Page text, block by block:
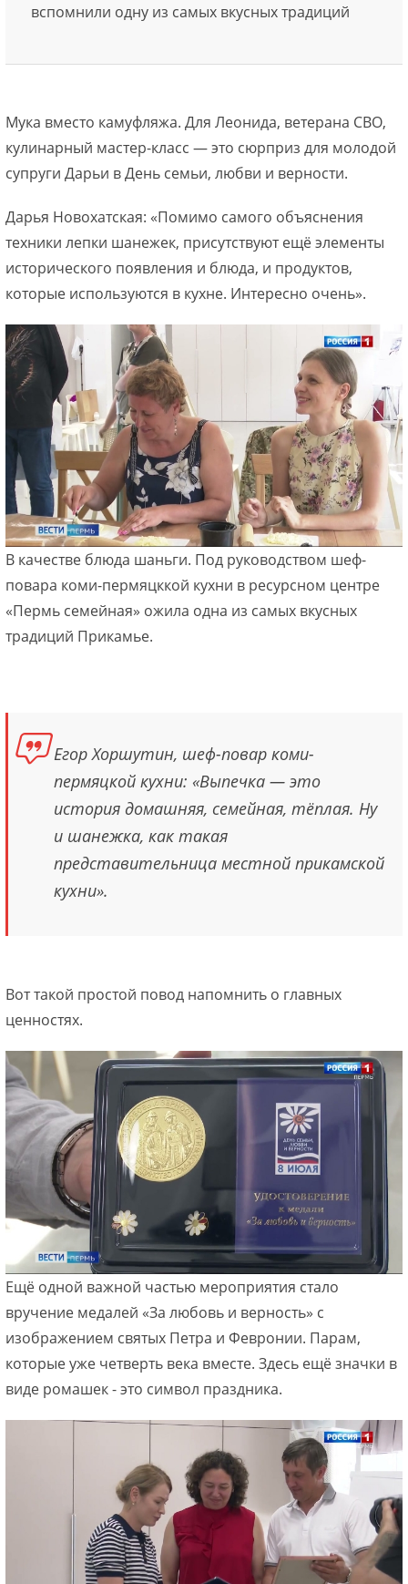
вспомнили одну из самых вкусных традиций
Мука вместо камуфляжа. Для Леонида, ветерана СВО,
кулинарный мастер-класс — это сюрприз для молодой
супруги Дарьи в День семьи, любви и верности.
Дарья Новохатская: «Помимо самого объяснения
техники лепки шанежек, присутствуют ещё элементы
исторического появления и блюда, и продуктов,
которые используются в кухне. Интересно очень».
В качестве блюда шаньги. Под руководством шеф-
повара коми-пермяцккой кухни в ресурсном центре
«Пермь семейная» ожила одна из самых вкусных
традиций Прикамье.
Егор Хоршутин, шеф-повар коми-
пермяцкой кухни: «Выпечка — это
история домашняя, семейная, тёплая. Ну
и шанежка, как такая
представительница местной прикамской
кухни».
Вот такой простой повод напомнить о главных
ценностях.
Ещё одной важной частью мероприятия стало
вручение медалей «За любовь и верность» с
изображением святых Петра и Февронии. Парам,
которые уже четверть века вместе. Здесь ещё значки в
виде ромашек - это символ праздника.